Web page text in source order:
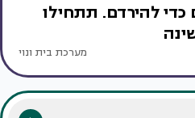
כדי להירדם. תתחילו
מערכת בית ונוי